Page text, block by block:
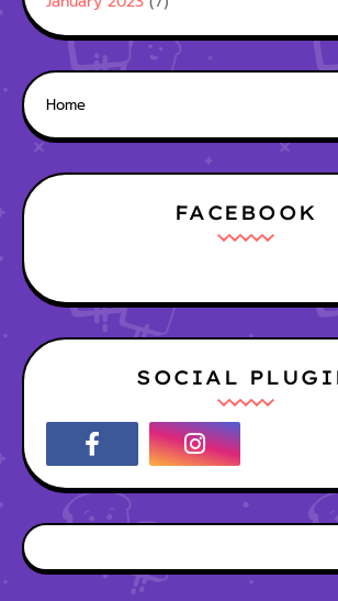
Home
FACEBOOK
SOCIAL